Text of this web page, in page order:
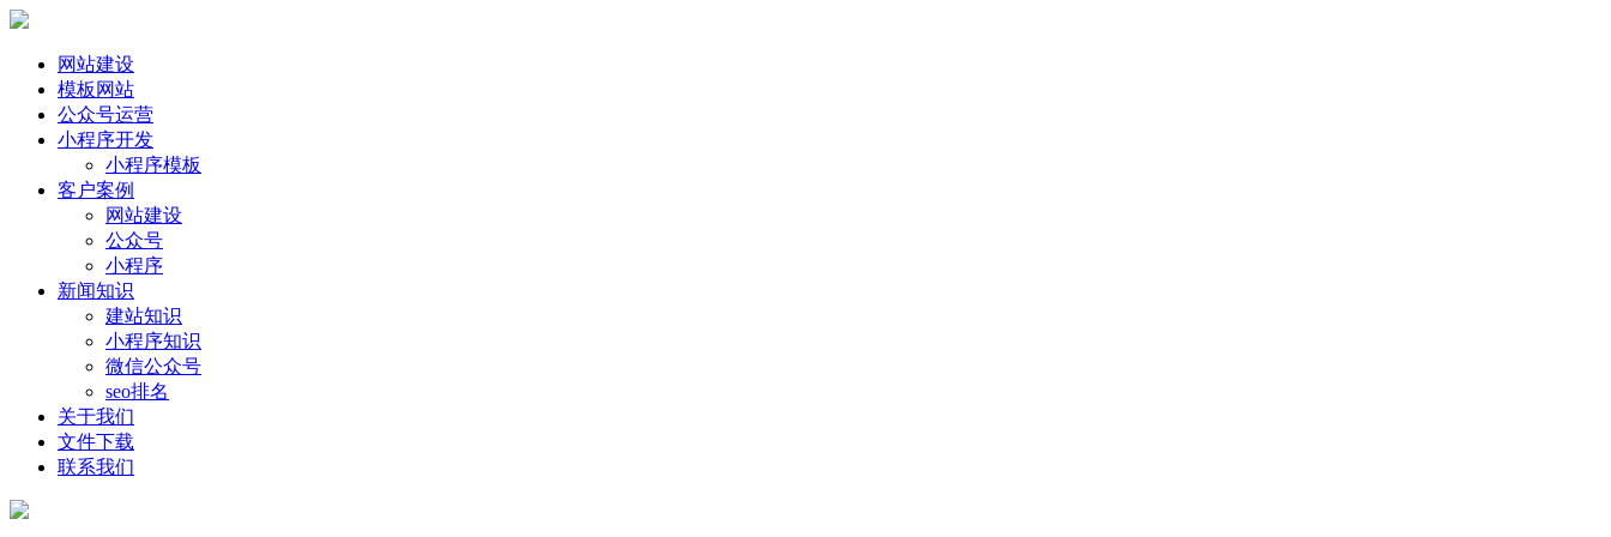
网站建设
模板网站
公众号运营
小程序开发
小程序模板
客户案例
网站建设
公众号
小程序
新闻知识
建站知识
小程序知识
微信公众号
seo排名
关于我们
文件下载
联系我们